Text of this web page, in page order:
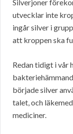
Silverjoner
utvecklar inte
ingår silver i
att kroppen ska
Redan tidigt i vår
började silver
talet, och
mediciner.